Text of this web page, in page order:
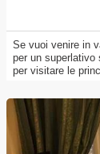
Se vuoi venire in
per un superlativo
per visitare le